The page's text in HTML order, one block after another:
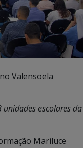
Valensoela
escolares da
Mariluce